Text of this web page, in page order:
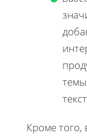
Кроме того,